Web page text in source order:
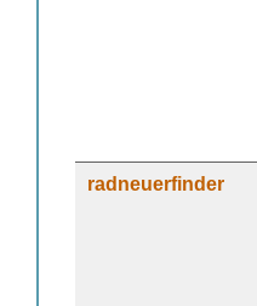
radneuerfinder